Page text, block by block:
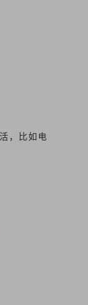
，比如电